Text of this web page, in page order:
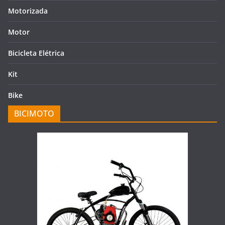
Motorizada
Motor
Bicicleta Elétrica
Kit
Bike
BICIMOTO